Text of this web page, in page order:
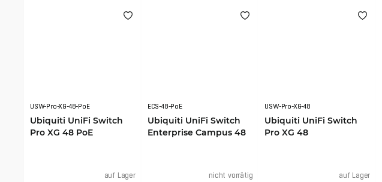
USW-Pro-XG-48-PoE
Ubiquiti UniFi Switch
Pro XG 48 PoE
auf Lager
ECS-48-PoE
Ubiquiti UniFi Switch
Enterprise Campus 48
nicht vorrätig
USW-Pro-XG-48
Ubiquiti UniFi Switch
Pro XG 48
auf Lager